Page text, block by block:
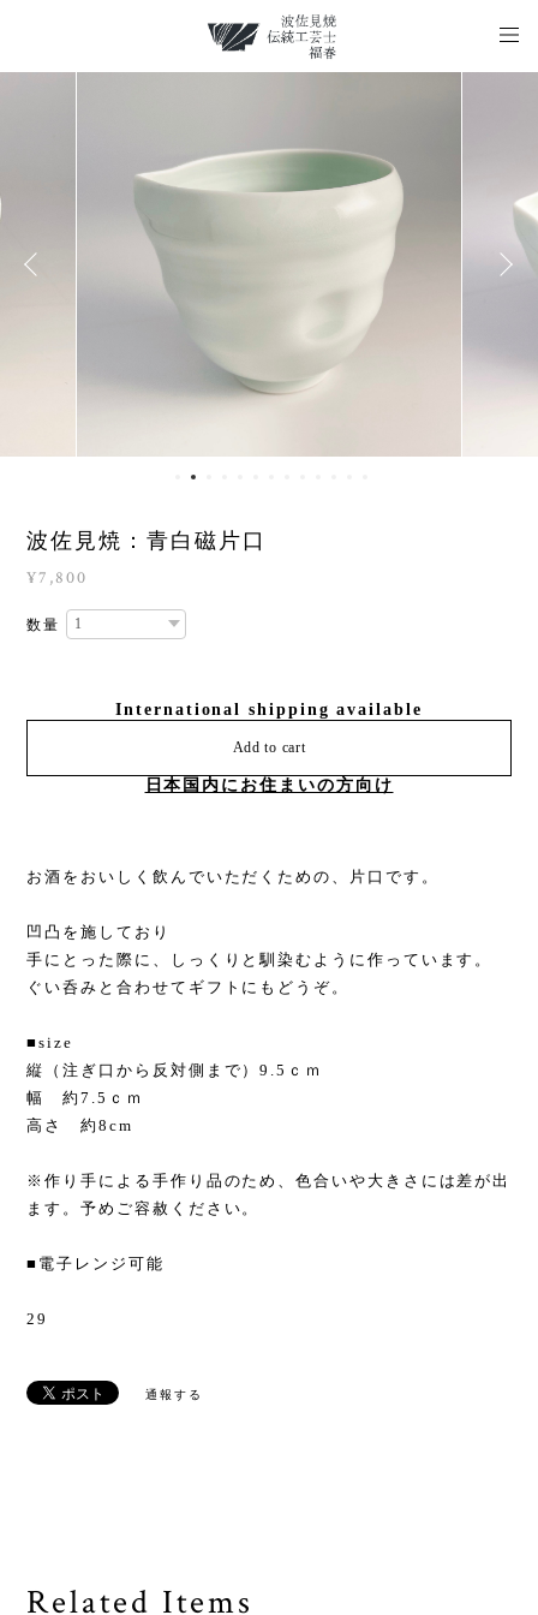
波佐見焼：青白磁片口
¥7,800
数量
International shipping available
Add to cart
日本国内にお住まいの方向け
お酒をおいしく飲んでいただくための、片口です。
凹凸を施しており
手にとった際に、しっくりと馴染むように作っています。
ぐい呑みと合わせてギフトにもどうぞ。
■size
縦（注ぎ口から反対側まで）9.5ｃｍ
幅 約7.5ｃｍ
高さ 約8cm
※作り手による手作り品のため、色合いや大きさには差が出
ます。予めご容赦ください。
■電子レンジ可能
29
通報する
Related Items